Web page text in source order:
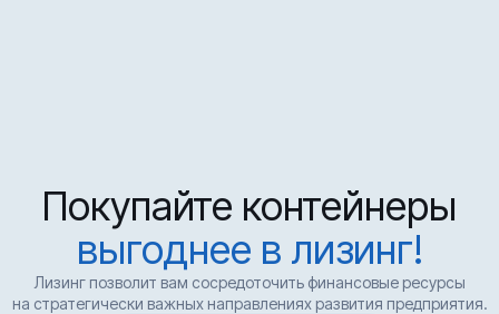
Покупайте контейнеры
выгоднее в лизинг!
Лизинг позволит вам сосредоточить финансовые ресурсы
на стратегически важных направлениях развития предприятия.